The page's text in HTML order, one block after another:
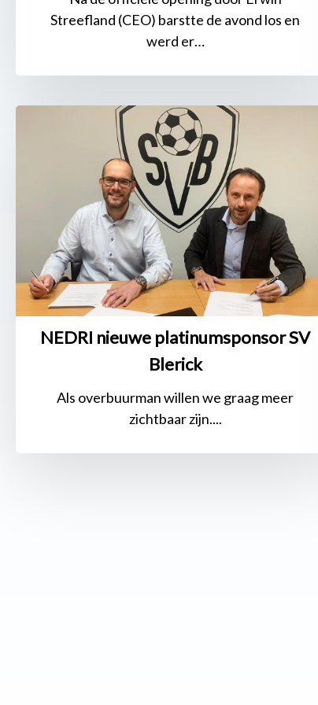
Streefland (CEO) barstte de avond los en
werd er…
NEDRI
nieuwe
platinumsponsor
SV
Blerick
NEDRI nieuwe platinumsponsor SV
Blerick
Als overbuurman willen we graag meer
zichtbaar zijn....